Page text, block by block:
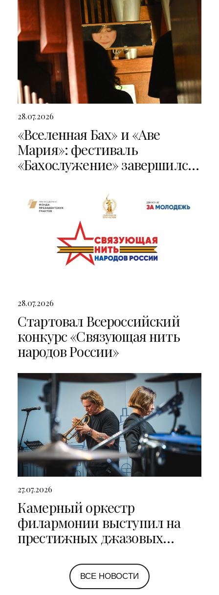
28.07.2026
«Вселенная Бах» и «Аве
Мария»: фестиваль
«Бахослужение» завершился
28.07.2026
Стартовал Всероссийский
конкурс «Связующая нить
народов России»
27.07.2026
Камерный оркестр
филармонии выступил на
престижных джазовых
Петербурге и Ярославле
ВСЕ НОВОСТИ